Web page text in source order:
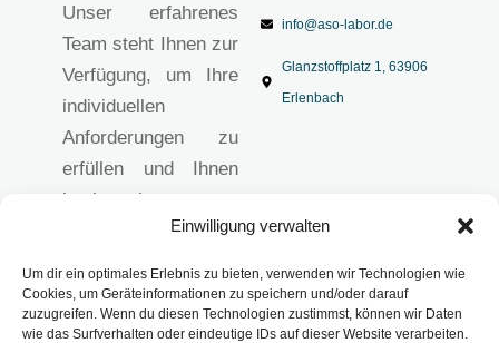
Einwilligung verwalten
Um dir ein optimales Erlebnis zu bieten, verwenden wir Technologien wie
Cookies, um Geräteinformationen zu speichern und/oder darauf
zuzugreifen. Wenn du diesen Technologien zustimmst, können wir Daten
wie das Surfverhalten oder eindeutige IDs auf dieser Website verarbeiten.
Unser erfahrenes
Team steht Ihnen zur
Verfügung, um Ihre
individuellen
Anforderungen zu
erfüllen und Ihnen
hochwertige
anzubieten.
Impressum
info@aso-labor.de
Glanzstoffplatz 1, 63906
Erlenbach